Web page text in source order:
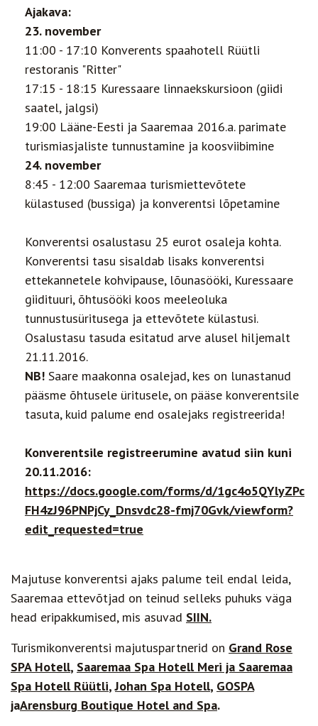
Ajakava:
23. november
11:00 - 17:10 Konverents spaahotell Rüütli
restoranis "Ritter"
17:15 - 18:15 Kuressaare linnaekskursioon (giidi
saatel, jalgsi)
19:00 Lääne-Eesti ja Saaremaa 2016.a. parimate
turismiasjaliste tunnustamine ja koosviibimine
24. november
8:45 - 12:00 Saaremaa turismiettevõtete
külastused (bussiga) ja konverentsi lõpetamine
Konverentsi osalustasu 25 eurot osaleja kohta.
Konverentsi tasu sisaldab lisaks konverentsi
ettekannetele kohvipause, lõunasööki, Kuressaare
giidituuri, õhtusööki koos meeleoluka
tunnustusüritusega ja ettevõtete külastusi.
Osalustasu tasuda esitatud arve alusel hiljemalt
21.11.2016.
NB! Saare maakonna osalejad, kes on lunastanud
pääsme õhtusele üritusele, on pääse konverentsile
tasuta, kuid palume end osalejaks registreerida!
Konverentsile registreerumine avatud siin kuni
20.11.2016:
https://docs.google.com/forms/d/1gc4o5QYlyZPc
FH4zJ96PNPjCy_Dnsvdc28-fmj70Gvk/viewform?
edit_requested=true
Majutuse konverentsi ajaks palume teil endal leida,
Saaremaa ettevõtjad on teinud selleks puhuks väga
head eripakkumised, mis asuvad SIIN.
Turismikonverentsi majutuspartnerid on Grand Rose
SPA Hotell, Saaremaa Spa Hotell Meri ja Saaremaa
Spa Hotell Rüütli,Johan Spa Hotell, GOSPA
jaArensburg Boutique Hotel and Spa.